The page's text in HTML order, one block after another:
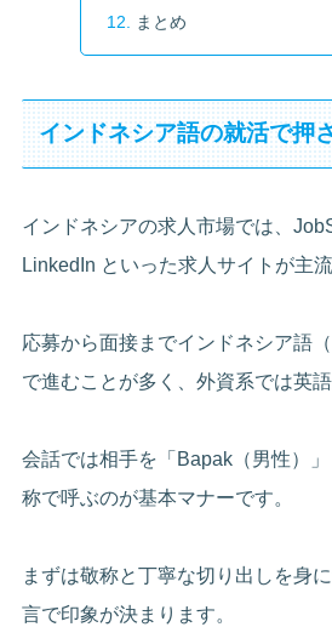
まとめ
インドネシア語の就活で押
インドネシアの求人市場では、
LinkedIn といった求人サイトが主流
応募から面接までインドネシア語
で進むことが多く、外資系では英語
会話では相手を「Bapak（男性）
称で呼ぶのが基本マナーです。
まずは敬称と丁寧な切り出しを身
言で印象が決まります。